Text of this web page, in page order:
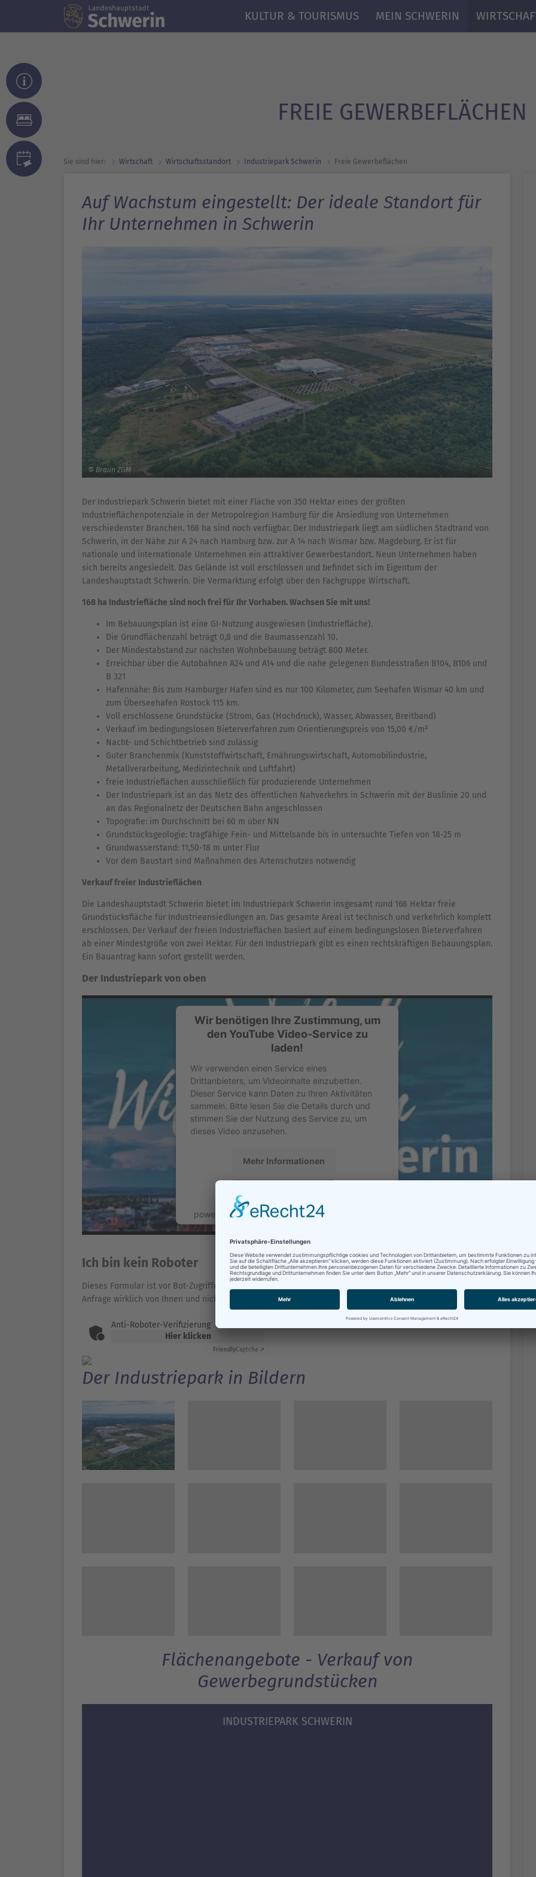
KULTUR & TOURISMUS MEIN SCHWERIN
FREIE GEWERBEFLÄCHEN
Sie sind hier: Wirtschaft Wirtschafts­standort Industrie­park Schwerin Freie Gewerbeflächen
Auf Wachstum eingestellt: Der ideale Standort für
Ihr Unternehmen in Schwerin
© Braun ZGM
Der Industriepark Schwerin bietet mit einer Fläche von 350 Hektar eines der größten
Industrieflächenpotenziale in der Metropolregion Hamburg für die Ansiedlung von Unternehmen
verschiedenster Branchen. 168 ha sind noch verfügbar. Der Industriepark liegt am südlichen Stadtrand von
Schwerin, in der Nähe zur A 24 nach Hamburg bzw. zur A 14 nach Wismar bzw. Magdeburg. Er ist für
nationale und internationale Unternehmen ein attraktiver Gewerbestandort. Neun Unternehmen haben
sich bereits angesiedelt. Das Gelände ist voll erschlossen und befindet sich im Eigentum der
Landeshauptstadt Schwerin. Die Vermarktung erfolgt über den Fachgruppe Wirtschaft.
168 ha Industriefläche sind noch frei für Ihr Vorhaben. Wachsen Sie mit uns!
Im Bebauungsplan ist eine GI-Nutzung ausgewiesen (Industriefläche).
Die Grundflächenzahl beträgt 0,8 und die Baumassenzahl 10.
Der Mindestabstand zur nächsten Wohnbebauung beträgt 800 Meter.
Erreichbar über die Autobahnen A24 und A14 und die nahe gelegenen Bundesstraßen B104, B106 und
B 321
Hafennähe: Bis zum Hamburger Hafen sind es nur 100 Kilometer, zum Seehafen Wismar 40 km und
zum Überseehafen Rostock 115 km.
Voll erschlossene Grundstücke (Strom, Gas (Hochdruck), Wasser, Abwasser, Breitband)
Verkauf im bedingungslosen Bieterverfahren zum Orientierungspreis von 15,00 €/m²
Nacht- und Schichtbetrieb sind zulässig
Guter Branchenmix (Kunststoffwirtschaft, Ernährungswirtschaft, Automobilindustrie,
Metallverarbeitung, Medizintechnik und Luftfahrt)
freie Industrieflächen ausschließlich für produzierende Unternehmen
Der Industriepark ist an das Netz des öffentlichen Nahverkehrs in Schwerin mit der Buslinie 20 und
an das Regionalnetz der Deutschen Bahn angeschlossen
Topografie: im Durchschnitt bei 60 m über NN
Grundstücksgeologie: tragfähige Fein- und Mittelsande bis in untersuchte Tiefen von 18-25 m
Grundwasserstand: 11,50-18 m unter Flur
Vor dem Baustart sind Maßnahmen des Artenschutzes notwendig
Verkauf freier Industrieflächen
Die Landeshauptstadt Schwerin bietet im Industriepark Schwerin insgesamt rund 168 Hektar freie
Grundstücksfläche für Industrieansiedlungen an. Das gesamte Areal ist technisch und verkehrlich komplett
erschlossen. Der Verkauf der freien Industrieflächen basiert auf einem bedingungslosen Bieterverfahren
ab einer Mindestgröße von zwei Hektar. Für den Industriepark gibt es einen rechtskräftigen Bebauungsplan.
Ein Bauantrag kann sofort gestellt werden.
Der Industriepark von oben
Wir benötigen Ihre Zustimmung, um
den YouTube Video-Service zu
laden!
Wir verwenden einen Service eines
Drittanbieters, um Videoinhalte einzubetten.
Dieser Service kann Daten zu Ihren Aktivitäten
sammeln. Bitte lesen Sie die Details durch und
stimmen Sie der Nutzung des Service zu, um
dieses Video anzusehen.
Mehr Informationen
powered byUsercentrics Consent Management
Ich bin kein Roboter
Dieses Formular ist vor Bot-Zugriffen geschützt. Bitte klicken Sie auf den Link, um zu bestätigen, dass die
Anfrage wirklich von Ihnen und nicht von einem Roboter gesendet wird.
Anti-Roboter-Verifizierung
Hier klicken
FriendlyCaptcha ⇗
Der Industriepark in Bildern
Flächenangebote - Verkauf von
Gewerbegrundstücken
INDUSTRIEPARK SCHWERIN